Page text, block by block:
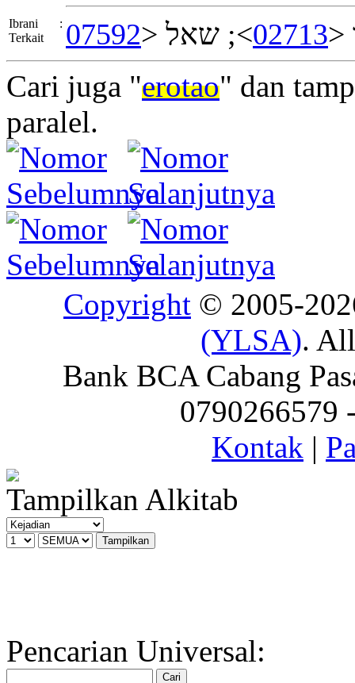
Ibrani
Terkait
: <
02713>; שאל <07592
Cari juga "erotao" dan
paralel.
Copyright © 2005-
(YLSA).
Bank BCA Cabang
0790266579
Kontak |
Tampilkan Alkitab
Pencarian Universal: